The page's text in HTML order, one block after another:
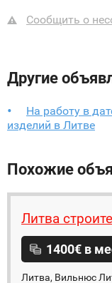
Сообщить о
Другие
На работу в
изделий в Литве
Похожие
Литва
1400€ в
Литва, Вильнюс